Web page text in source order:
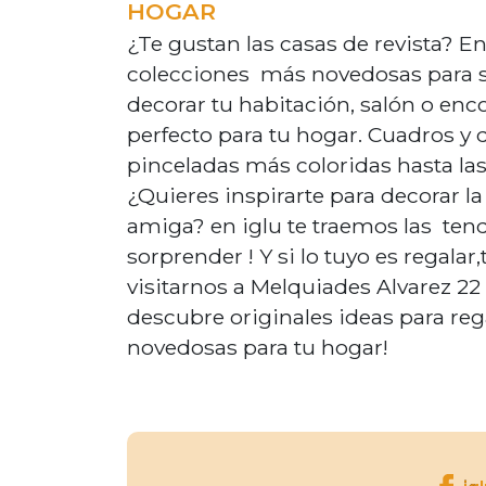
HOGAR
¿Te gustan las casas de revista?
colecciones más novedosas para
decorar tu habitación, salón o
perfecto para tu hogar. Cuadros y
pinceladas más coloridas hasta
¿Quieres inspirarte para decorar
amiga? en iglu te traemos las
sorprender ! Y si lo tuyo es
visitarnos a Melquiades Alvarez
descubre originales ideas para
novedosas para tu hogar!